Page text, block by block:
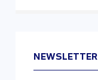
NEWSLETTER